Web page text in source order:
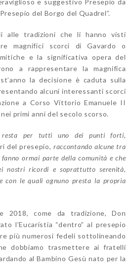
e suggestivo Presepio da
del Borgo del Quadrel”.
alle tradizioni che li hanno visti
magnifici scorci di Gavardo o
e la significativa opera del
a rappresentare la magnifica
la decisione è caduta sulla
alcuni interessanti scorci
a Corso Vittorio Emanuele II
primi anni del secolo scorso.
resta per tutti uno dei punti forti,
del presepio, raccontando alcune tra
ormai parte della comunità e che
nostri ricordi e soprattutto serenità,
con le quali ognuno presta la propria
2018, come da tradizione, Don
l’Eucaristia “dentro” al presepio
più numerosi fedeli sottolineando
dobbiamo trasmettere ai fratelli
al Bambino Gesù nato per la